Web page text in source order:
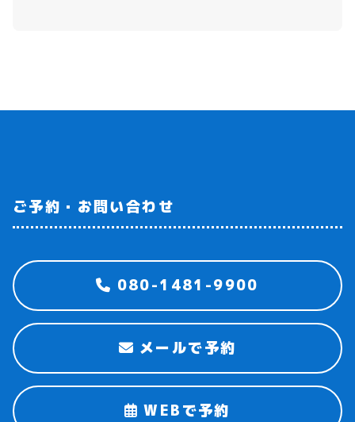
ご予約・お問い合わせ
080-1481-9900
メールで予約
WEBで予約